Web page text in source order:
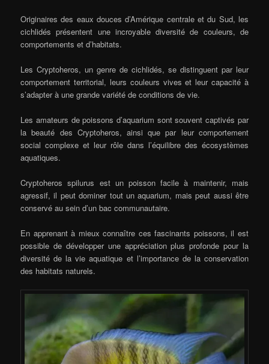
Originaires des eaux douces d’Amérique centrale et du Sud, les
cichlidés présentent une incroyable diversité de couleurs, de
comportements et d’habitats.
Les Cryptoheros, un genre de cichlidés, se distinguent par leur
comportement territorial, leurs couleurs vives et leur capacité à
s’adapter à une grande variété de conditions de vie.
Les amateurs de poissons d’aquarium sont souvent captivés par
la beauté des Cryptoheros, ainsi que par leur comportement
social complexe et leur rôle dans l’équilibre des écosystèmes
aquatiques.
Cryptoheros spilurus est un poisson facile à maintenir, mais
agressif, il peut dominer tout un aquarium, mais peut aussi être
conservé au sein d’un bac communautaire.
En apprenant à mieux connaître ces fascinants poissons, il est
possible de développer une appréciation plus profonde pour la
diversité de la vie aquatique et l’importance de la conservation
des habitats naturels.